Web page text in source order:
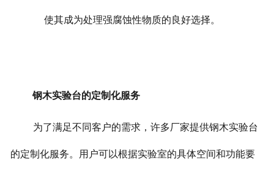
使其成为处理强腐蚀性物质的良好选择。
钢木实验台的定制化服务
为了满足不同客户的需求，许多厂家提供钢木实验台
的定制化服务。用户可以根据实验室的具体空间和功能要